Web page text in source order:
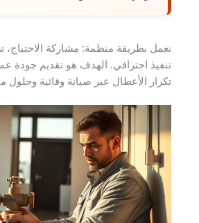
نعمل بطريقة منظمة: مشاركة الاحتياج،
تنفيذ احترافي. الهدف هو تقديم جودة
تكرار الأعطال عبر صيانة وقائية وحلول